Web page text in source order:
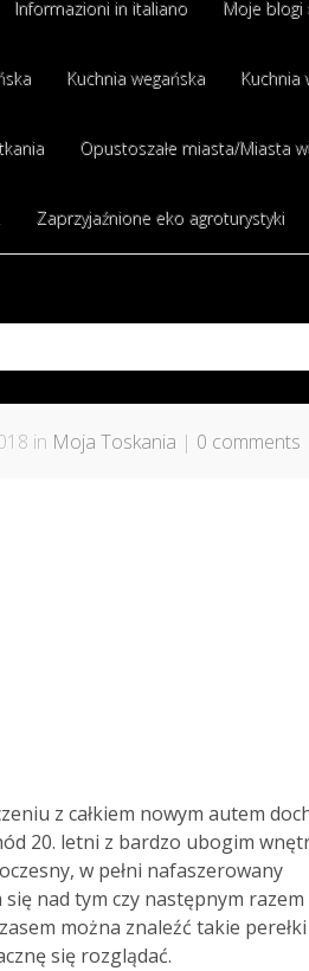
Informazioni in italiano Moje blogi
Kuchnia wegańska Kuchnia
Opustoszałe miasta/Miasta
Zaprzyjaźnione eko agroturystyki
in Moja Toskania | 0 comments
z całkiem nowym autem
20. letni z bardzo ubogim
w pełni nafaszerowany
nad tym czy następnym razem
można znaleźć takie
się rozglądać.